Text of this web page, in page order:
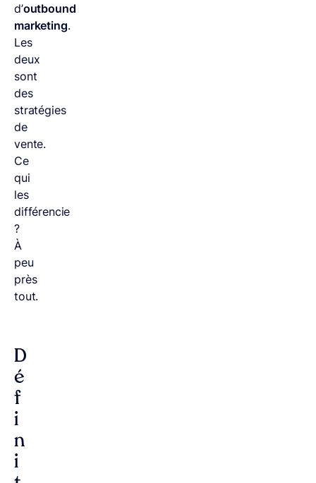
d’outbound
marketing.
Les
deux
sont
des
stratégies
de
vente.
Ce
qui
les
différencie
?
À
peu
près
tout.
D
é
f
i
n
i